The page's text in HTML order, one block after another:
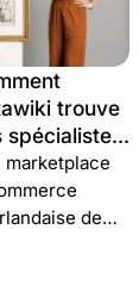
à cinq
et
son
trouve
spécialistes
en
marketplace
de